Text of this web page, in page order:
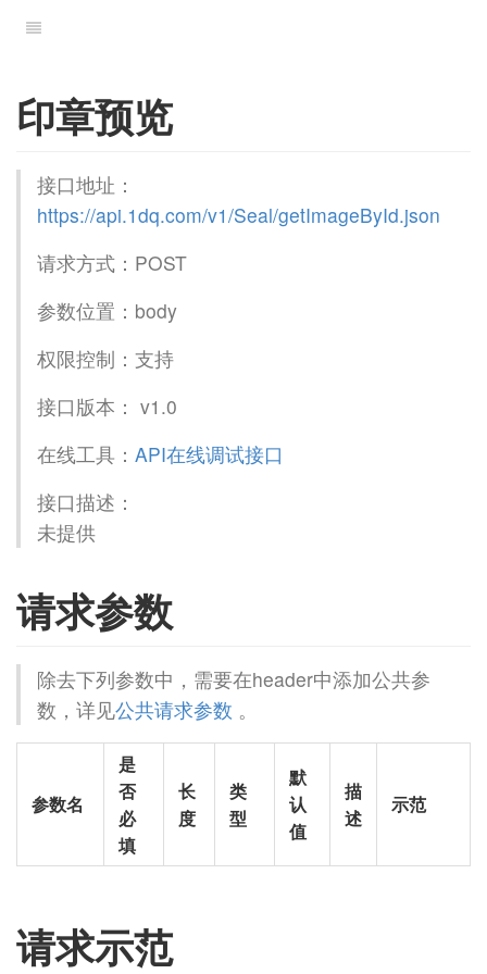
印章预览
接口地址：
https://api.1dq.com/v1/Seal/getImageById.json
请求方式：POST
参数位置：body
权限控制：支持
接口版本： v1.0
在线工具： API在线调试接口
接口描述：
未提供
请求参数
除去下列参数中，需要在header中添加公共参
数，详见公共请求参数 。
参数名
是
否
必
填
长
度
类
型
默
认
值
描
述
示范
请求示范